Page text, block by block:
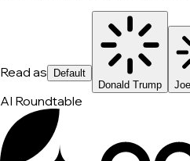
Read as
Default
Donald Trump
AI Roundtable